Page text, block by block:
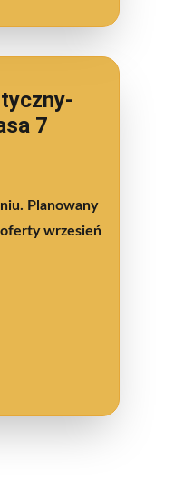
7
Planowany
wrzesień